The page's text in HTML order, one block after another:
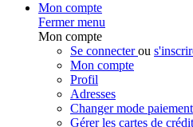
Mon compte
Fermer menu
Mon compte
Se connecterou
Mon compte
Profil
Adresses
Changer mode paiement
Gérer les cartes de crédit